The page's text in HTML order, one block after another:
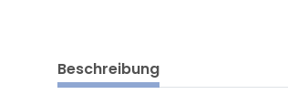
Beschreibung